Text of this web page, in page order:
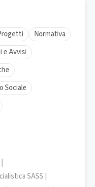
Normativa
e Avvisi
Sociale
SASS |